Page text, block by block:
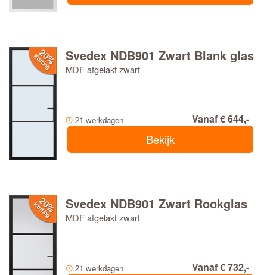
Svedex NDB901 Zwart Blank glas
MDF afgelakt zwart
21 werkdagen Vanaf € 644,-
Bekijk
Svedex NDB901 Zwart Rookglas
MDF afgelakt zwart
21 werkdagen Vanaf € 732,-